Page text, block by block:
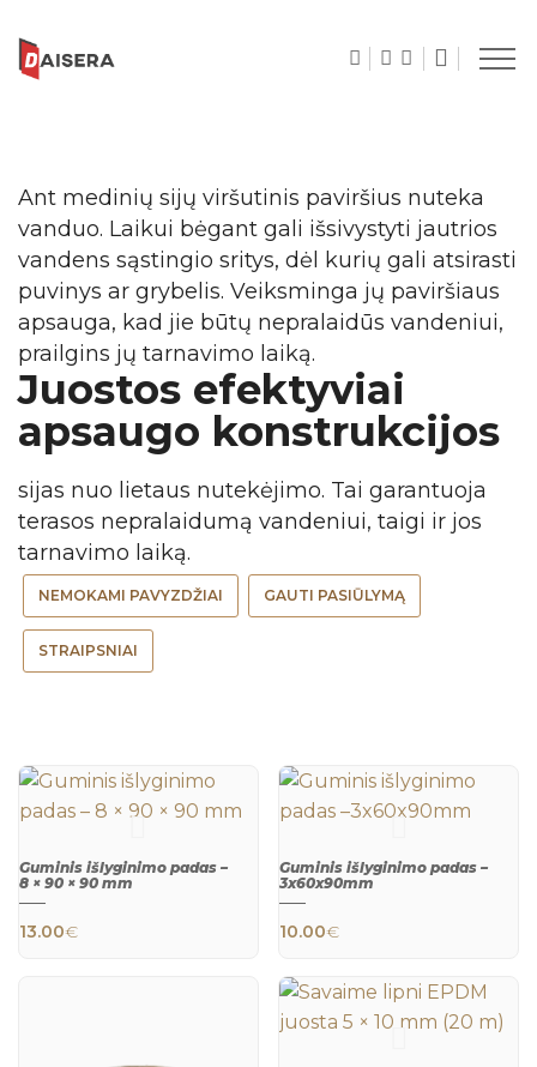
Ant medinių sijų viršutinis paviršius nuteka
vanduo. Laikui bėgant gali išsivystyti jautrios
vandens sąstingio sritys, dėl kurių gali atsirasti
puvinys ar grybelis. Veiksminga jų paviršiaus
apsauga, kad jie būtų nepralaidūs vandeniui,
Juostos efektyviai
apsaugo konstrukcijos
sijas nuo lietaus nutekėjimo. Tai garantuoja
terasos nepralaidumą vandeniui, taigi ir jos
NEMOKAMI PAVYZDŽIAI GAUTI PASIŪLYMĄ
STRAIPSNIAI
Guminis išlyginimo padas –
8 × 90 × 90 mm
13.00€
Guminis išlyginimo padas –
3x60x90mm
10.00€